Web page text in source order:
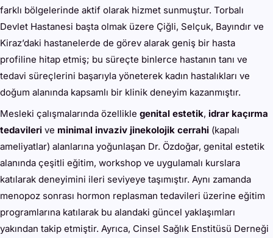
farklı bölgelerinde aktif olarak hizmet sunmuştur. Torbalı
Devlet Hastanesi başta olmak üzere Çiğli, Selçuk, Bayındır ve
Kiraz’daki hastanelerde de görev alarak geniş bir hasta
profiline hitap etmiş; bu süreçte binlerce hastanın tanı ve
tedavi süreçlerini başarıyla yöneterek kadın hastalıkları ve
doğum alanında kapsamlı bir klinik deneyim kazanmıştır.
Mesleki çalışmalarında özellikle genital estetik, idrar kaçırma
tedavileri ve minimal invaziv jinekolojik cerrahi (kapalı
ameliyatlar) alanlarına yoğunlaşan Dr. Özdoğar, genital estetik
alanında çeşitli eğitim, workshop ve uygulamalı kurslara
katılarak deneyimini ileri seviyeye taşımıştır. Aynı zamanda
menopoz sonrası hormon replasman tedavileri üzerine eğitim
programlarına katılarak bu alandaki güncel yaklaşımları
yakından takip etmiştir. Ayrıca, Cinsel Sağlık Enstitüsü Derneği